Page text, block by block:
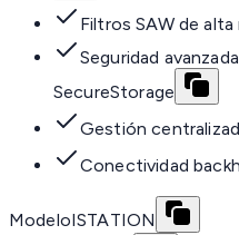
Filtros SAW de
Seguridad
SecureStorage
Gestión
Conectividad
ModeloISTATION